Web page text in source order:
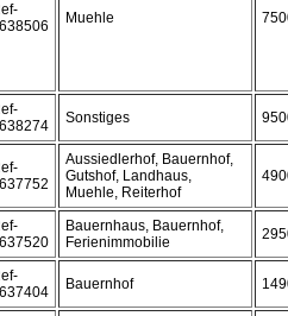
Muehle
Sonstiges
Aussiedlerhof, Bauernhof,
Gutshof, Landhaus,
Muehle, Reiterhof
Bauernhaus, Bauernhof,
Ferienimmobilie
Bauernhof